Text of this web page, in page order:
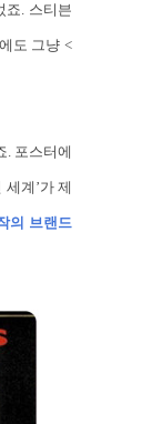
죠. 스티븐
도 그냥 <
. 포스터에
계’가 제
의 브랜드